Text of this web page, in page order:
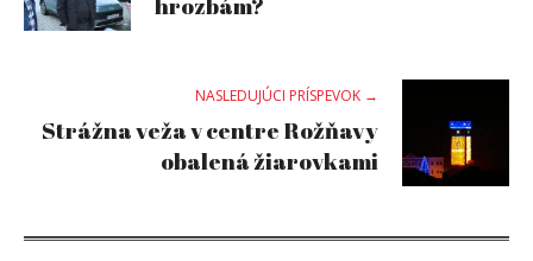
navigation
NASLEDUJÚCI PRÍSPEVOK →
Strážna veža v centre Rožňavy
obalená žiarovkami